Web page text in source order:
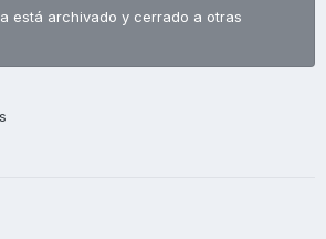
está archivado y cerrado a otras